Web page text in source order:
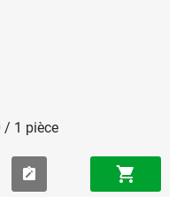
/ 1 pièce